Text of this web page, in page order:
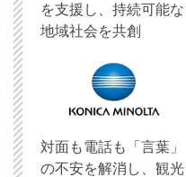
を支援し、持続可能な
地域社会を共創
対面も電話も「言葉」
の不安を解消し、観光